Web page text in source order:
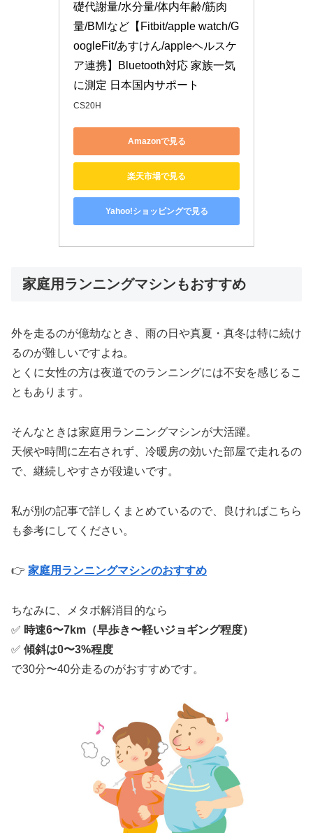
礎代謝量/水分量/体内年齢/筋肉
量/BMIなど【Fitbit/apple watch/G
oogleFit/あすけん/appleヘルスケ
ア連携】Bluetooth対応 家族一気
に測定 日本国内サポート
CS20H
Amazonで見る
楽天市場で見る
Yahoo!ショッピングで見る
家庭用ランニングマシンもおすすめ
外を走るのが億劫なとき、雨の日や真夏・真冬は特に続け
るのが難しいですよね。
とくに女性の方は夜道でのランニングには不安を感じるこ
ともあります。
そんなときは家庭用ランニングマシンが大活躍。
天候や時間に左右されず、冷暖房の効いた部屋で走れるの
で、継続しやすさが段違いです。
私が別の記事で詳しくまとめているので、良ければこちら
も参考にしてください。
👉 家庭用ランニングマシンのおすすめ
ちなみに、メタボ解消目的なら
✅ 時速6〜7km（早歩き〜軽いジョギング程度）
✅ 傾斜は0〜3%程度
で30分〜40分走るのがおすすめです。